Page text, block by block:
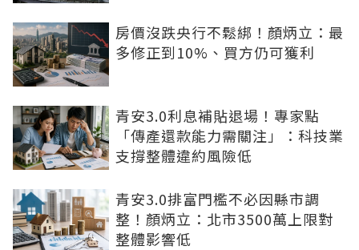
房價沒跌央行不鬆綁！顏炳立：最
多修正到10%、買方仍可獲利
青安3.0利息補貼退場！專家點
「傳產還款能力需關注」：科技業
支撐整體違約風險低
青安3.0排富門檻不必因縣市調
整！顏炳立：北市3500萬上限對
整體影響低